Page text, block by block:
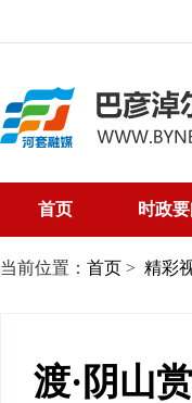
首页 时政
当前位置： 首页 > 精彩
渡·阴山